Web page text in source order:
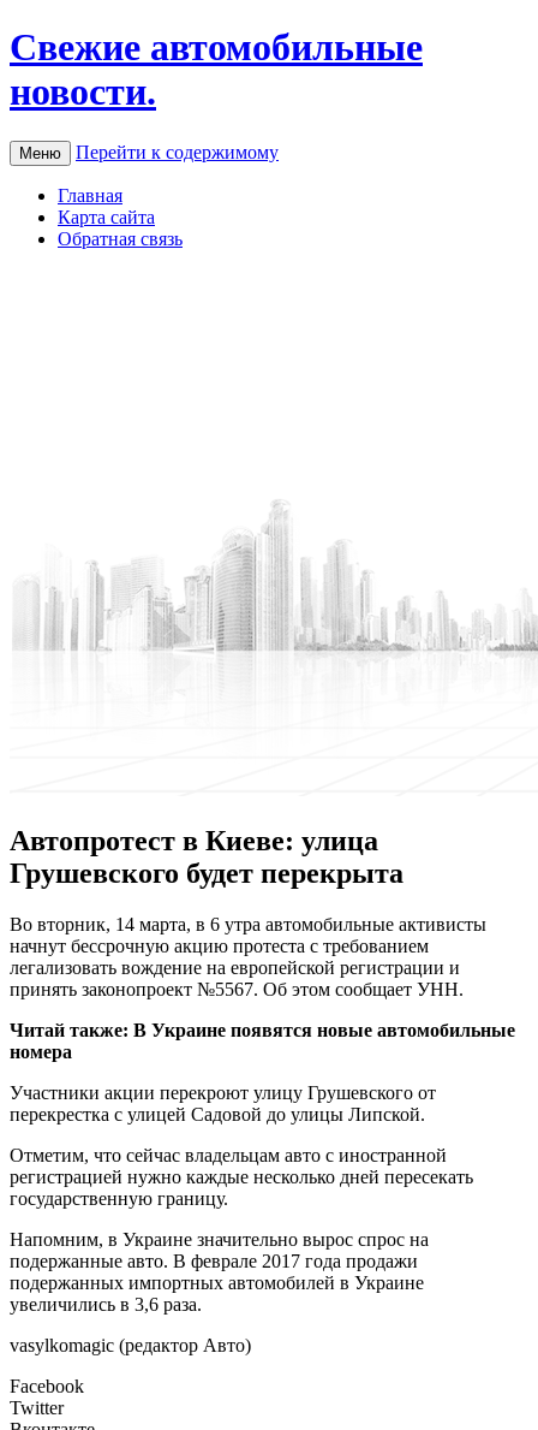
Свежие автомобильные
новости.
Меню Перейти к содержимому
Главная
Карта сайта
Обратная связь
Автопротест в Киеве: улица
Грушевского будет перекрыта
Вo вторник, 14 марта, в 6 утра автомобильные активисты
начнут бессрочную акцию протеста с требованием
легализовать вождение на европейской регистрации и
принять законопроект №5567. Об этом сообщает УНН.
Читай также: В Украине появятся новые автомобильные
номера
Участники акции перекроют улицу Грушевского от
перекрестка с улицей Садовой до улицы Липской.
Отметим, что сейчас владельцам авто с иностранной
регистрацией нужно каждые несколько дней пересекать
государственную границу.
Напомним, в Украине значительно вырос спрос на
подержанные авто. В феврале 2017 года продажи
подержанных импортных автомобилей в Украине
увеличились в 3,6 раза.
vasylkomagic (редактор Авто)
Facebook
Twitter